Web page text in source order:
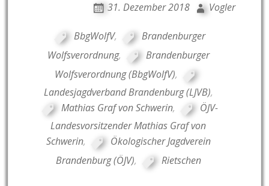
31. Dezember 2018 Vogler
BbgWolfV,
Brandenburger
Wolfsverordnung,
Brandenburger
Wolfsverordnung (BbgWolfV),
Landesjagdverband Brandenburg (LJVB),
Mathias Graf von Schwerin,
ÖJV-
Landesvorsitzender Mathias Graf von
Schwerin,
Ökologischer Jagdverein
Brandenburg (ÖJV), Rietschen